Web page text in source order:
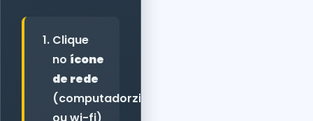
Clique
no ícone
de rede
(computadorzinho